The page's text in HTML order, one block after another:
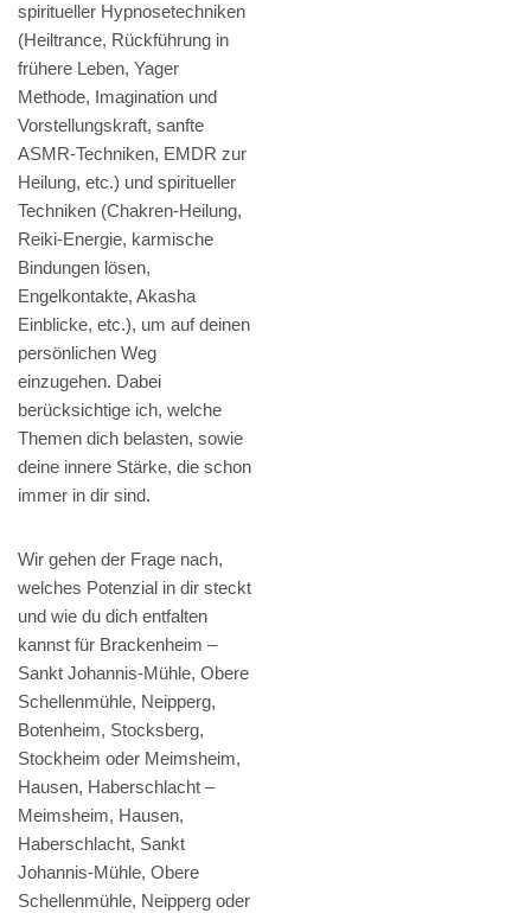
spiritueller Hypnosetechniken
(Heiltrance, Rückführung in
frühere Leben, Yager
Methode, Imagination und
Vorstellungskraft, sanfte
ASMR-Techniken, EMDR zur
Heilung, etc.) und spiritueller
Techniken (Chakren-Heilung,
Reiki-Energie, karmische
Bindungen lösen,
Engelkontakte, Akasha
Einblicke, etc.), um auf deinen
persönlichen Weg
einzugehen. Dabei
berücksichtige ich, welche
Themen dich belasten, sowie
deine innere Stärke, die schon
immer in dir sind.
Wir gehen der Frage nach,
welches Potenzial in dir steckt
und wie du dich entfalten
kannst für Brackenheim –
Sankt Johannis-Mühle, Obere
Schellenmühle, Neipperg,
Botenheim, Stocksberg,
Stockheim oder Meimsheim,
Hausen, Haberschlacht –
Meimsheim, Hausen,
Haberschlacht, Sankt
Johannis-Mühle, Obere
Schellenmühle, Neipperg oder